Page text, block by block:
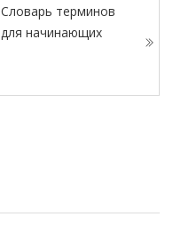
Словарь терминов
для начинающих